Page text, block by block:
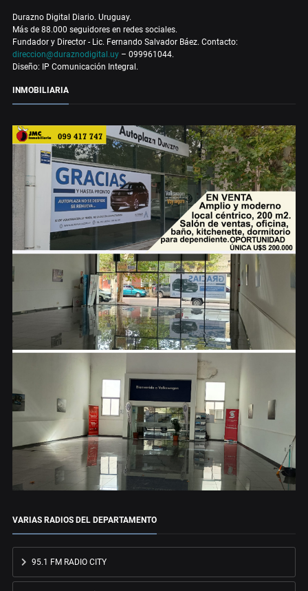
Durazno Digital Diario. Uruguay.
Más de 88.000 seguidores en redes sociales.
Fundador y Director - Lic. Fernando Salvador Báez. Contacto:
direccion@duraznodigital.uy – 099961044.
Diseño: IP Comunicación Integral.
INMOBILIARIA
VARIAS RADIOS DEL DEPARTAMENTO
95.1 FM RADIO CITY